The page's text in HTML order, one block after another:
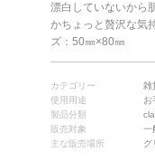
漂白していないから
かちょっと贅沢な気
ズ：50㎜×80㎜
カテゴリー 雑
使用用途
お
製品分類
販売対象
一
主な販売場所
グ